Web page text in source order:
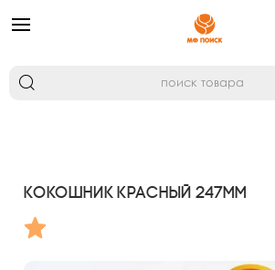
Кокошник Красный 247мм